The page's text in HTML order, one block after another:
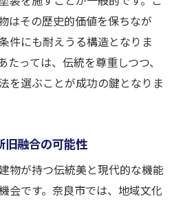
はその歴史的価値を保ちなが
件にも耐えうる構造となりま
っては、伝統を尊重しつつ、
を選ぶことが成功の鍵となりま
旧融合の可能性
物が持つ伝統美と現代的な機能
会です。奈良市では、地域文化